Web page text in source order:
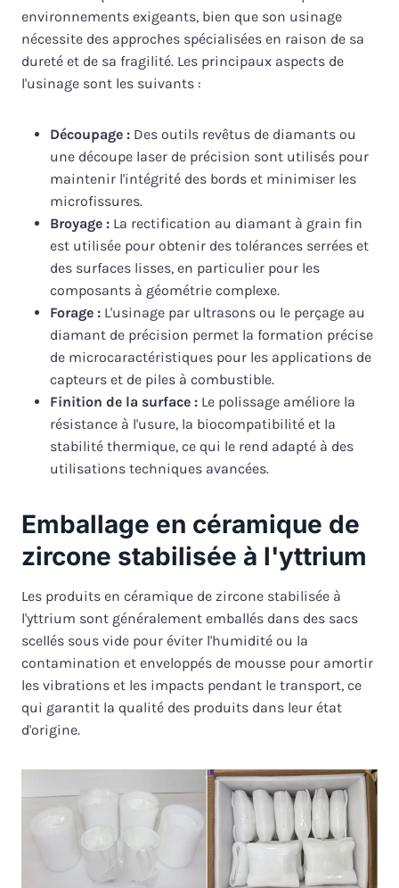
environnements exigeants, bien que son usinage
nécessite des approches spécialisées en raison de sa
dureté et de sa fragilité. Les principaux aspects de
l'usinage sont les suivants :
Découpage : Des outils revêtus de diamants ou
une découpe laser de précision sont utilisés pour
maintenir l'intégrité des bords et minimiser les
microfissures.
Broyage : La rectification au diamant à grain fin
est utilisée pour obtenir des tolérances serrées et
des surfaces lisses, en particulier pour les
composants à géométrie complexe.
Forage : L'usinage par ultrasons ou le perçage au
diamant de précision permet la formation précise
de microcaractéristiques pour les applications de
capteurs et de piles à combustible.
Finition de la surface : Le polissage améliore la
résistance à l'usure, la biocompatibilité et la
stabilité thermique, ce qui le rend adapté à des
utilisations techniques avancées.
Emballage en céramique de
zircone stabilisée à l'yttrium
Les produits en céramique de zircone stabilisée à
l'yttrium sont généralement emballés dans des sacs
scellés sous vide pour éviter l'humidité ou la
contamination et enveloppés de mousse pour amortir
les vibrations et les impacts pendant le transport, ce
qui garantit la qualité des produits dans leur état
d'origine.